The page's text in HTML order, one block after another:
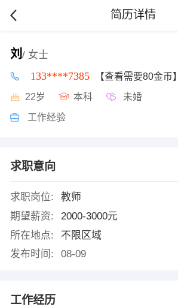
简历详情
刘 / 女士
133****7385 【查看需要80金币】
22岁 本科 未婚
工作经验
求职意向
求职岗位:
教师
期望薪资:
2000-3000元
所在地点:
不限区域
发布时间:
08-09
工作经历